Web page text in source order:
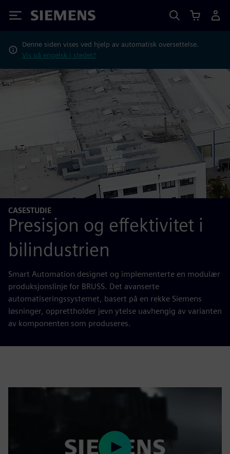
Siemens
Denne siden vises ved hjelp av automatisk oversettelse.
Vis på engelsk i stedet?
CASESTUDIE
Presisjon og effektivitet i
bilindustrien
Smart Automation designet og implementerte en modulær
produksjonslinje for BRUSS. Det avanserte
automatiseringssystemet, basert på en rekke Siemens
løsninger, opprettholder jevn ytelse uavhengig av varianten
av komponenten som produseres.